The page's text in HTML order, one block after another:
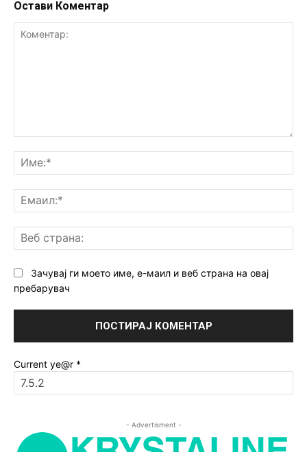
Остави Коментар
Зачувај ги моето име, е-маил и веб страна на овај
пребарувач
Current ye@r *
- Advertisment -